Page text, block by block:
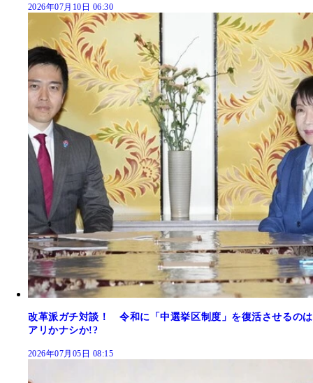
2026年07月10日 06:30
改革派ガチ対談！ 令和に「中選挙区制度」を復活させるのは
アリかナシか!?
2026年07月05日 08:15